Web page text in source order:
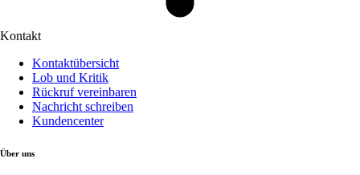
Kontakt
Kontaktübersicht
Lob und Kritik
Rückruf vereinbaren
Nachricht schreiben
Kundencenter
Über uns